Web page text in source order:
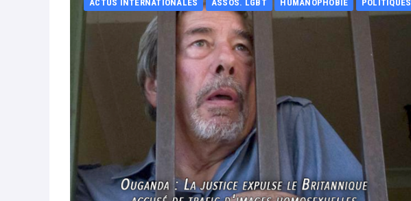
ACTUS INTERNATIONALES ASSOS. LGBT HUMANOPHOBIE POLITIQUES